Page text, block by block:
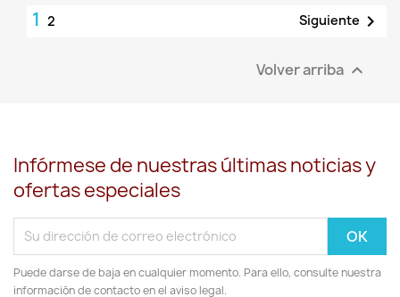
1 2 Siguiente 
Volver arriba 
Infórmese de nuestras últimas noticias y
ofertas especiales
Puede darse de baja en cualquier momento. Para ello, consulte nuestra
información de contacto en el aviso legal.